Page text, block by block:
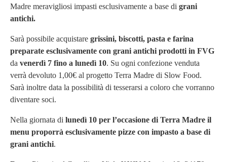
Madre meravigliosi impasti esclusivamente a base di grani
antichi.
Sarà possibile acquistare grissini, biscotti, pasta e farina
preparate esclusivamente con grani antichi prodotti in FVG
da venerdì 7 fino a lunedì 10. Su ogni confezione venduta
verrà devoluto 1,00€ al progetto Terra Madre di Slow Food.
Sarà inoltre data la possibilità di tesserarsi a coloro che vorranno
diventare soci.
Nella giornata di lunedì 10 per l’occasione di Terra Madre il
menu proporrà esclusivamente pizze con impasto a base di
grani antichi.